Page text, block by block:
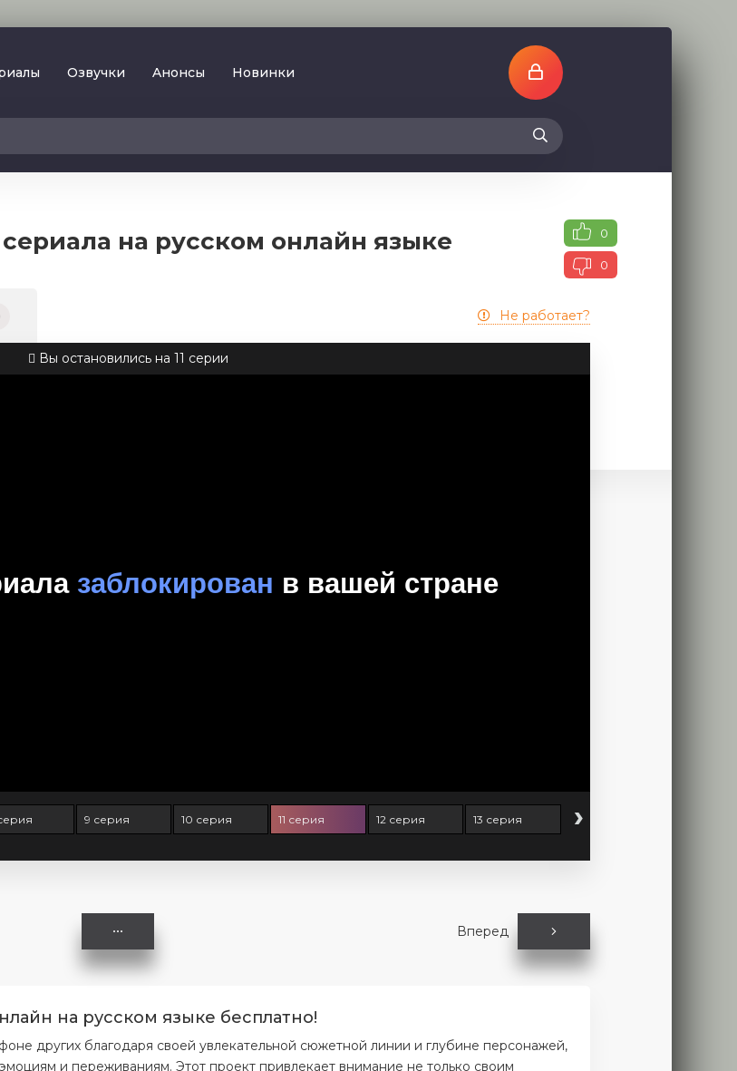
Детектив
Боевик
Oзвучки
AveTurk
Aнoнcы Новинки
на русском онлайн языке 0
0
Не работает?
Вы остановились на 11 серии
9 серия 10 серия 11 серия 12 серия 13 серия ›
Вперед
на русском языке бесплатно!
других благодаря своей увлекательной сюжетной линии и глубине персонажей,
и переживаниям. Этот проект привлекает внимание не только своим